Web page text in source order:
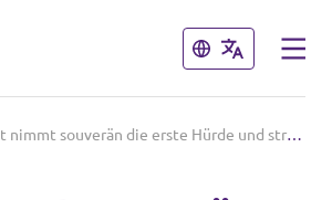
Schließen
Schließen
Volt nimmt souverän die erste Hürde und strebt Einzug in den Bundestag an